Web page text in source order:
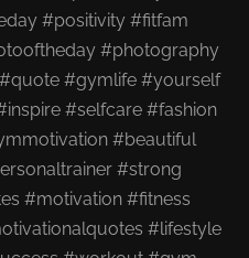
#positivity #fitfam
#photography
#gymlife #yourself
#selfcare #fashion
#beautiful
#strong
#motivation #fitness
#lifestyle